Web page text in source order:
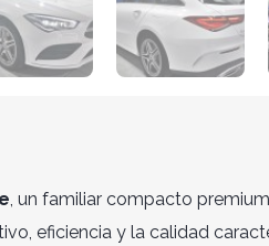
, un familiar compacto
eficiencia y la calidad